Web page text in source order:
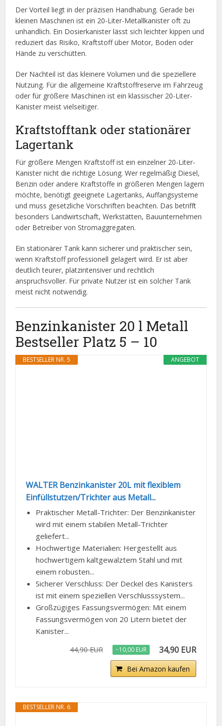
Der Vorteil liegt in der präzisen Handhabung. Gerade bei
kleinen Maschinen ist ein 20-Liter-Metallkanister oft zu
unhandlich. Ein Dosierkanister lässt sich leichter kippen und
reduziert das Risiko, Kraftstoff über Motor, Boden oder
Hände zu verschütten.
Der Nachteil ist das kleinere Volumen und die speziellere
Nutzung. Für die allgemeine Kraftstoffreserve im Fahrzeug
oder für größere Maschinen ist ein klassischer 20-Liter-
Kanister meist vielseitiger.
Kraftstofftank oder stationärer
Lagertank
Für größere Mengen Kraftstoff ist ein einzelner 20-Liter-
Kanister nicht die richtige Lösung. Wer regelmäßig Diesel,
Benzin oder andere Kraftstoffe in größeren Mengen lagern
möchte, benötigt geeignete Lagertanks, Auffangsysteme
und muss gesetzliche Vorschriften beachten. Das betrifft
besonders Landwirtschaft, Werkstätten, Bauunternehmen
oder Betreiber von Stromaggregaten.
Ein stationärer Tank kann sicherer und praktischer sein,
wenn Kraftstoff professionell gelagert wird. Er ist aber
deutlich teurer, platzintensiver und rechtlich
anspruchsvoller. Für private Nutzer ist ein solcher Tank
meist nicht notwendig.
Benzinkanister 20 l Metall
Bestseller Platz 5 – 10
ANGEBOT
BESTSELLER NR. 5
WALTER Benzinkanister 20L mit flexiblem
Einfüllstutzen/Trichter aus Metall...
Praktischer Metall-Trichter: Der Benzinkanister
wird mit einem stabilen Metall-Trichter
geliefert...
Hochwertige Materialien: Hergestellt aus
hochwertigem kaltgewalztem Stahl und mit
einem robusten...
Sicherer Verschluss: Der Deckel des Kanisters
ist mit einem speziellen Verschlusssystem...
Großzügiges Fassungsvermögen: Mit einem
Fassungsvermögen von 20 Litern bietet der
Kanister...
44,90 EUR −10,00 EUR 34,90 EUR
Bei Amazon kaufen
BESTSELLER NR. 6